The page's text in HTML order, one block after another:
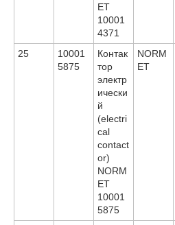
ET
10001
4371
25
10001
5875
Контак
тор
электр
ически
й
(electri
cal
contact
or)
NORM
ET
10001
5875
NORM
ET